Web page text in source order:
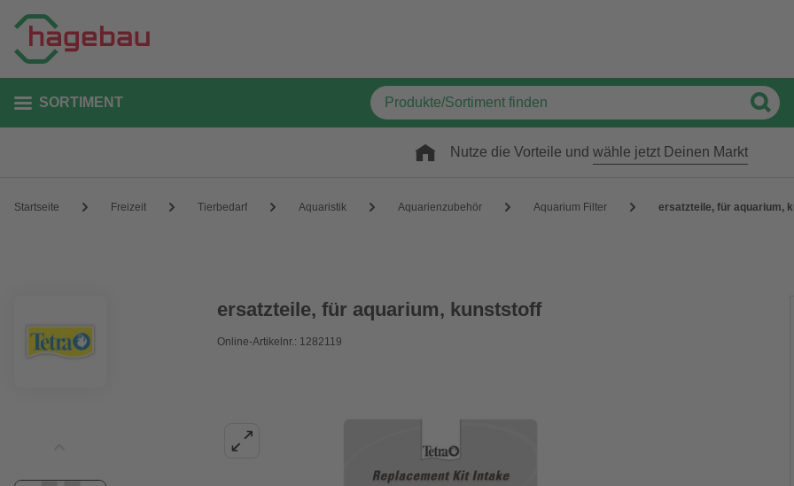
SORTIMENT
Nutze die Vorteile und wähle jetzt Deinen Markt
Startseite Freizeit Tierbedarf Aquaristik Aquarienzubehör Aquarium Filter ersatzteile, für aquarium,
ersatzteile, für aquarium, kunststoff
Online-Artikelnr.: 1282119